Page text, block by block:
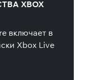
XBOX
включает в
Xbox Live